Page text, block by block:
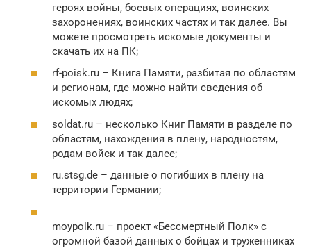
героях войны, боевых операциях, воинских
захоронениях, воинских частях и так далее. Вы
можете просмотреть искомые документы и
скачать их на ПК;
rf-poisk.ru – Книга Памяти, разбитая по областям
и регионам, где можно найти сведения об
искомых людях;
soldat.ru – несколько Книг Памяти в разделе по
областям, нахождения в плену, народностям,
родам войск и так далее;
ru.stsg.de – данные о погибших в плену на
территории Германии;
moypolk.ru – проект «Бессмертный Полк» с
огромной базой данных о бойцах и труженниках